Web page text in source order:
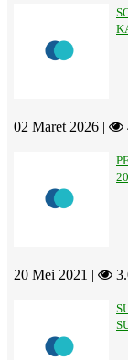
02 Maret 2026 |
20 Mei 2021 |